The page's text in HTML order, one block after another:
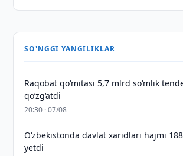
SO'NGGI YANGILIKLAR
Raqobat qo‘mitasi 5,7 mlrd so‘mlik
qo‘zg‘atdi
20:30 · 07/08
O‘zbekistonda davlat xaridlari hajmi
yetdi